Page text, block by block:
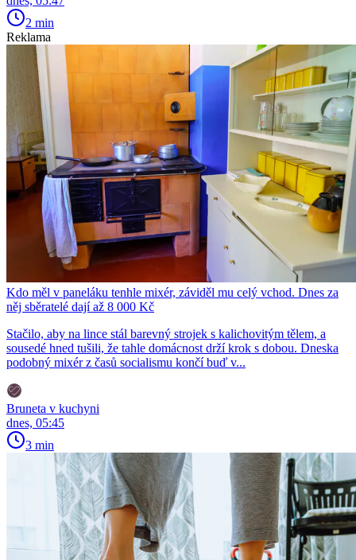
2 min
Reklama
Kdo měl v paneláku tenhle mixér, záviděl mu celý vchod. Dnes za
něj sběratelé dají až 8 000 Kč
Stačilo, aby na lince stál barevný strojek s kalichovitým tělem, a
sousedé hned tušili, že tahle domácnost drží krok s dobou. Dneska
podobný mixér z časů socialismu končí buď v...
Bruneta v kuchyni
dnes, 05:45
3 min